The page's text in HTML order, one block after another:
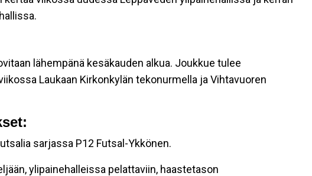
lähempänä kesäkauden alkua. Joukkue tulee
Laukaan Kirkonkylän tekonurmella ja Vihtavuoren
sarjassa P12 Futsal-Ykkönen.
ylipainehalleissa pelattaviin, haastetason